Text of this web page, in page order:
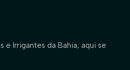
e Irrigantes da Bahia, aqui se